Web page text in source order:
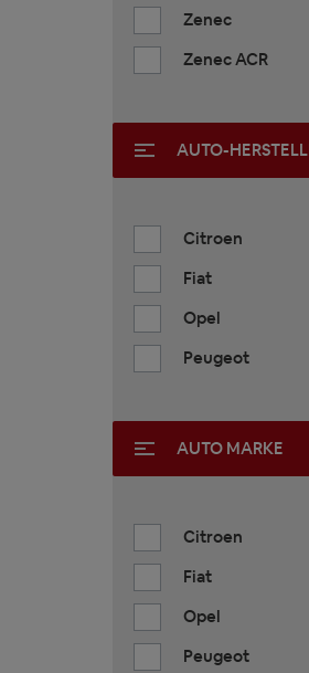
Zenec
Zenec ACR
AUTO-
Citroen
Fiat
Opel
Peugeot
AUTO MARKE
Citroen
Fiat
Opel
Peugeot